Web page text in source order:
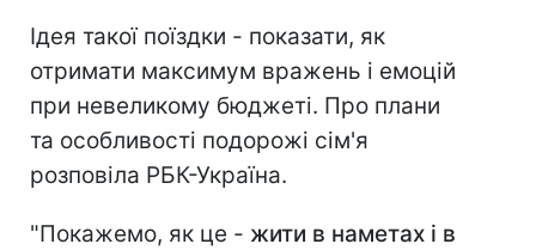
Ідея такої поїздки - показати, як
отримати максимум вражень і емоцій
при невеликому бюджеті. Про плани
та особливості подорожі сім'я
розповіла РБК-Україна.
"Покажемо, як це - жити в наметах і в